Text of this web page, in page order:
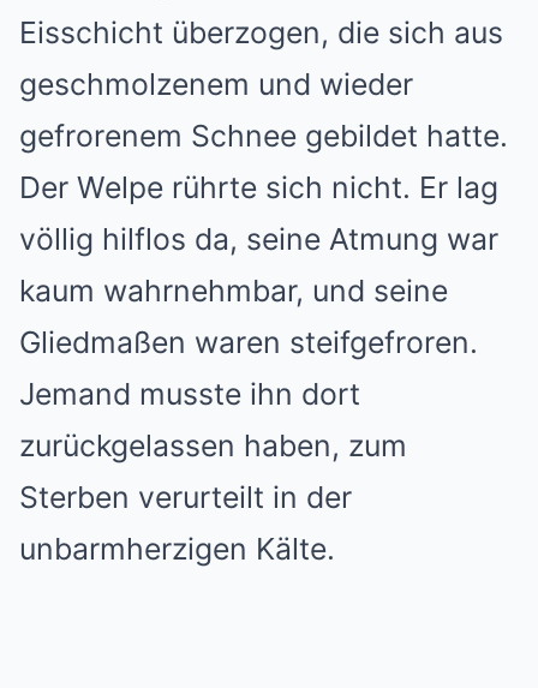
Eisschicht überzogen, die sich aus
geschmolzenem und wieder
gefrorenem Schnee gebildet hatte.
Der Welpe rührte sich nicht. Er lag
völlig hilflos da, seine Atmung war
kaum wahrnehmbar, und seine
Gliedmaßen waren steifgefroren.
Jemand musste ihn dort
zurückgelassen haben, zum
Sterben verurteilt in der
unbarmherzigen Kälte.